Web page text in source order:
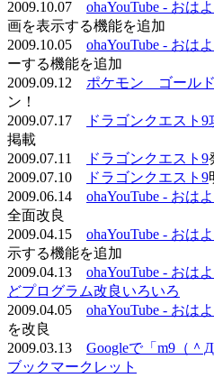
2009.10.07 ohaYouTube - おは
画を表示する機能を追加
2009.10.05 ohaYouTube - おは
ーする機能を追加
2009.09.12 ポケモン ゴール
ン！
2009.07.17
ドラゴンクエスト9
掲載
2009.07.11
ドラゴンクエスト9
2009.07.10
ドラゴンクエスト9
2009.06.14 ohaYouTube - おは
全面改良
2009.04.15 ohaYouTube - おは
示する機能を追加
2009.04.13 ohaYouTube - おは
どプログラム改良いろいろ
2009.04.05 ohaYouTube - おは
を改良
2009.03.13 Googleで「m9（＾
ブックマークレット